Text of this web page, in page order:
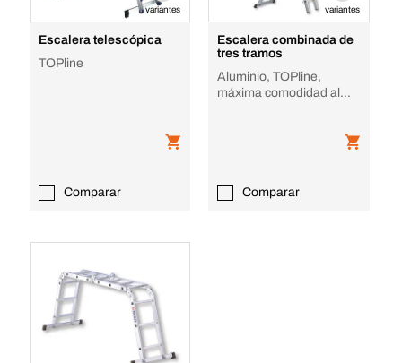
variantes
Escalera telescópica
TOPline
Comparar
variantes
Escalera combinada de
tres tramos
Aluminio, TOPline,
máxima comodidad al
Comparar